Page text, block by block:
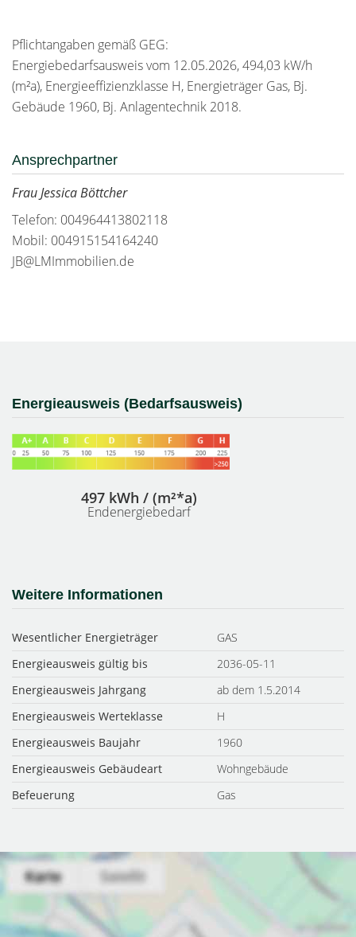
Pflichtangaben gemäß GEG:
Energiebedarfsausweis vom 12.05.2026, 494,03 kW/h
(m²a), Energieeffizienzklasse H, Energieträger Gas, Bj.
Gebäude 1960, Bj. Anlagentechnik 2018.
Ansprechpartner
Frau Jessica Böttcher
Telefon: 004964413802118
Mobil: 004915154164240
JB@LMImmobilien.de
Energieausweis (Bedarfsausweis)
497 kWh / (m²*a)
Endenergiebedarf
Weitere Informationen
Wesentlicher Energieträger
GAS
Energieausweis gültig bis
2036-05-11
Energieausweis Jahrgang
ab dem 1.5.2014
Energieausweis Werteklasse
H
Energieausweis Baujahr
1960
Energieausweis Gebäudeart
Wohngebäude
Befeuerung
Gas